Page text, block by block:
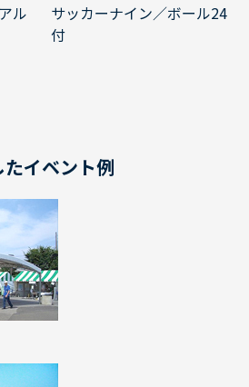
ル
サッカーナイン／ボール24
付
イベント例